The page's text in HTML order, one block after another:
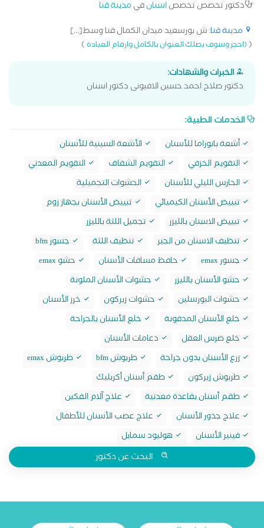
دكتور تخصص تخصصاسنانفي مدينة قنا
مدينة قنا: ش بورسعيد ميدان الكمال قنا وسط[...]
((احجز وسوف يصلك العنوان بالكامل وارقام العيادة)
الخبرات والشهادات:
دكتور صلاح احمد حسين الافيونى دكتور اسنان
الخدمات الطبية:
أشعة بانوراما للأسنان
الأشعة السينية للأسنان
التقويم الخزفي
التقويم الشفاف
التقويم المعدني
الحارس الليلي للأسنان
الحشوات التجميلية
تبييض الأسنان الكيميائي
تبييض الأسنان بجهاز زوم
تبييض الاسنان بالليزر
تجميل اللثة بالليزر
تنظيف الاسنان من الجير
تنظيف اللثة
جسور bfm
جسور emax
حافظ مسافات الأسنان
حشو emax
حشو الأسنان بالليزر
حشوات الأسنان الملونة
حشوات البورسلين
حشوات زيركون
خرز الأسنان
خلع الأسنان المدفونة
خلع الأسنان بالجراحة
خلع ضرس العقل
دعامات الأسنان
زرع الأسنان بدون جراحة
طربوش bfm
طربوش emax
طربوش زيركون
طقم أسنان أكريليك
طقم أسنان بقاعدة معدنية
علاج آلام الفكين
علاج جذور الأسنان
علاج عصب الأسنان للأطفال
فينير الأسنان
هوليود سمايل
البحث عن دكتور